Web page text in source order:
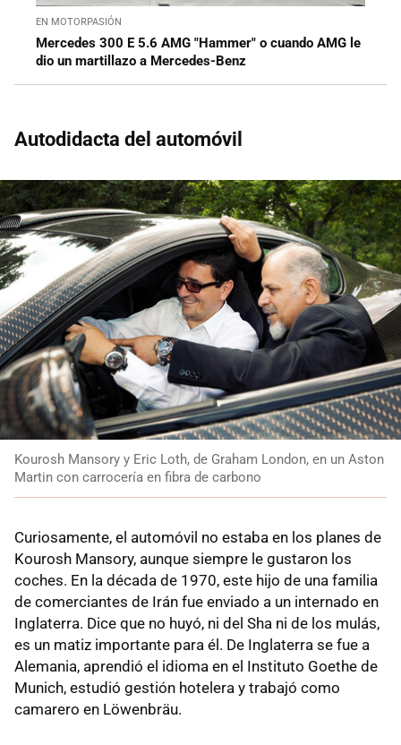
EN MOTORPASIÓN
Mercedes 300 E 5.6 AMG "Hammer" o cuando AMG le
dio un martillazo a Mercedes-Benz
Autodidacta del automóvil
Kourosh Mansory y Eric Loth, de Graham London, en un Aston
Martin con carrocería en fibra de carbono
Curiosamente, el automóvil no estaba en los planes de
Kourosh Mansory, aunque siempre le gustaron los
coches. En la década de 1970, este hijo de una familia
de comerciantes de Irán fue enviado a un internado en
Inglaterra. Dice que no huyó, ni del Sha ni de los mulás,
es un matiz importante para él. De Inglaterra se fue a
Alemania, aprendió el idioma en el Instituto Goethe de
Munich, estudió gestión hotelera y trabajó como
camarero en Löwenbräu.